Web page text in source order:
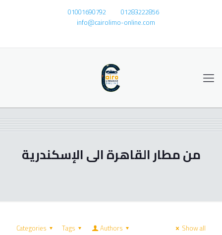
01001690792
01283222856
info@cairolimo-online.com
من مطار القاهرة الى الإسكندرية
Categories Tags Authors Show all